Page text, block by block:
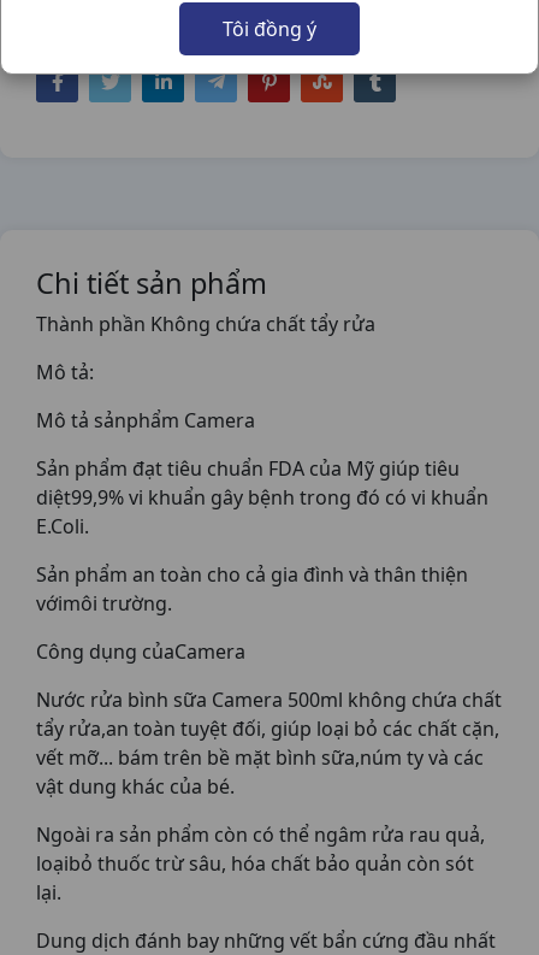
Tôi đồng ý
Chia sẻ qua mạng xã hội:
Chi tiết sản phẩm
Thành phần Không chứa chất tẩy rửa
Mô tả:
Mô tả sảnphẩm Camera
Sản phẩm đạt tiêu chuẩn FDA của Mỹ giúp tiêu
diệt99,9% vi khuẩn gây bệnh trong đó có vi khuẩn
E.Coli.
Sản phẩm an toàn cho cả gia đình và thân thiện
vớimôi trường.
Công dụng củaCamera
Nước rửa bình sữa Camera 500ml không chứa chất
tẩy rửa,an toàn tuyệt đối, giúp loại bỏ các chất cặn,
vết mỡ... bám trên bề mặt bình sữa,núm ty và các
vật dung khác của bé.
Ngoài ra sản phẩm còn có thể ngâm rửa rau quả,
loạibỏ thuốc trừ sâu, hóa chất bảo quản còn sót
lại.
Dung dịch đánh bay những vết bẩn cứng đầu nhất